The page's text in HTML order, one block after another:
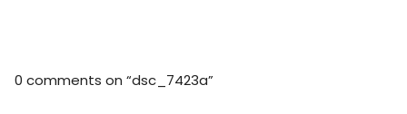
Niezwyczajne ściany
0 comments on “dsc_7423a”